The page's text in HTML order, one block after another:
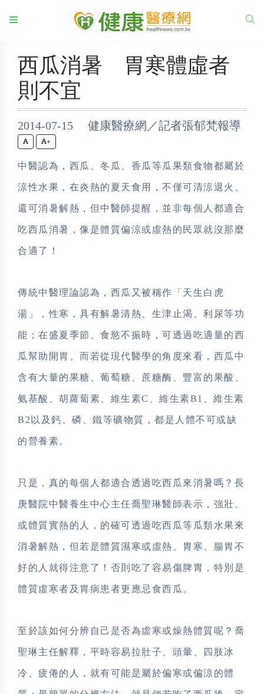
西瓜消暑 胃寒體虛者
則不宜
2014-07-15 健康醫療網／記者張郁梵報導
+
中醫認為，西瓜、冬瓜、香瓜等瓜果類食物都屬於
涼性水果，在炎熱的夏天食用，不僅可清涼退火、
還可消暑解熱，但中醫師提醒，並非每個人都適合
吃西瓜消暑，像是體質偏涼或虛熱的民眾就沒那麼
合適了！
傳統中醫理論認為，西瓜又被稱作「天生白虎
湯」，性寒，具有解暑清熱、生津止渴、利尿等功
能；在盛夏季節、食慾不振時，可透過吃適量的西
瓜幫助開胃。 而若從現代醫學的角度來看，西瓜中
含有大量的果糖、葡萄糖、蔗糖酶、豐富的果酸、
氨基酸、胡蘿蔔素、維生素C、維生素B1、維生素
B2以及鈣、磷、鐵等礦物質，都是人體不可或缺
的營養素。
只是，真的每個人都適合透過吃西瓜來消暑嗎？長
庚醫院中醫養生中心主任喬聖琳醫師表示，強壯、
或體質實熱的人，的確可透過吃西瓜等瓜類水果來
消暑解熱，但若是體質濕寒或虛熱、胃寒、腸胃不
好的人就得注意了！否則吃了容易傷脾胃，特別是
體質虛寒者及胃病患者更應忌食西瓜。
至於該如何分辨自己是否為虛寒或燥熱體質呢？喬
聖琳主任解釋，平時容易拉肚子、頭暈、四肢冰
冷、疲倦的人，就有可能是屬於偏寒或偏涼的體